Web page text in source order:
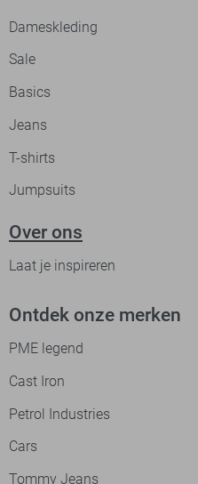
Dameskleding
Sale
Basics
Jeans
T-shirts
Jumpsuits
Over ons
Laat je inspireren
Ontdek onze merken
PME legend
Cast Iron
Petrol Industries
Cars
Tommy Jeans